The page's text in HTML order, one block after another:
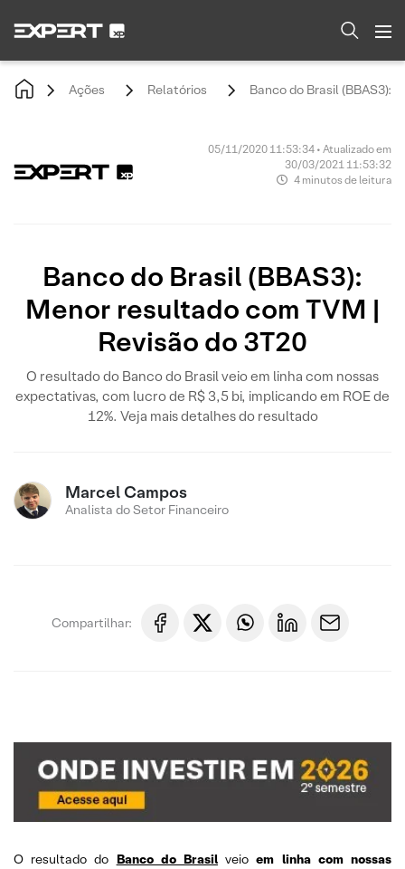
Ações Relatórios Banco do Brasil (BBAS3):
05/11/2020 11:53:34 • Atualizado em
30/03/2021 11:53:32
4 minutos de leitura
Banco do Brasil (BBAS3):
Menor resultado com TVM |
Revisão do 3T20
O resultado do Banco do Brasil veio em linha com nossas
expectativas, com lucro de R$ 3,5 bi, implicando em ROE de
12%. Veja mais detalhes do resultado
Marcel Campos
Analista do Setor Financeiro
Compartilhar:
O resultado do Banco do Brasil veioem linha com nossas